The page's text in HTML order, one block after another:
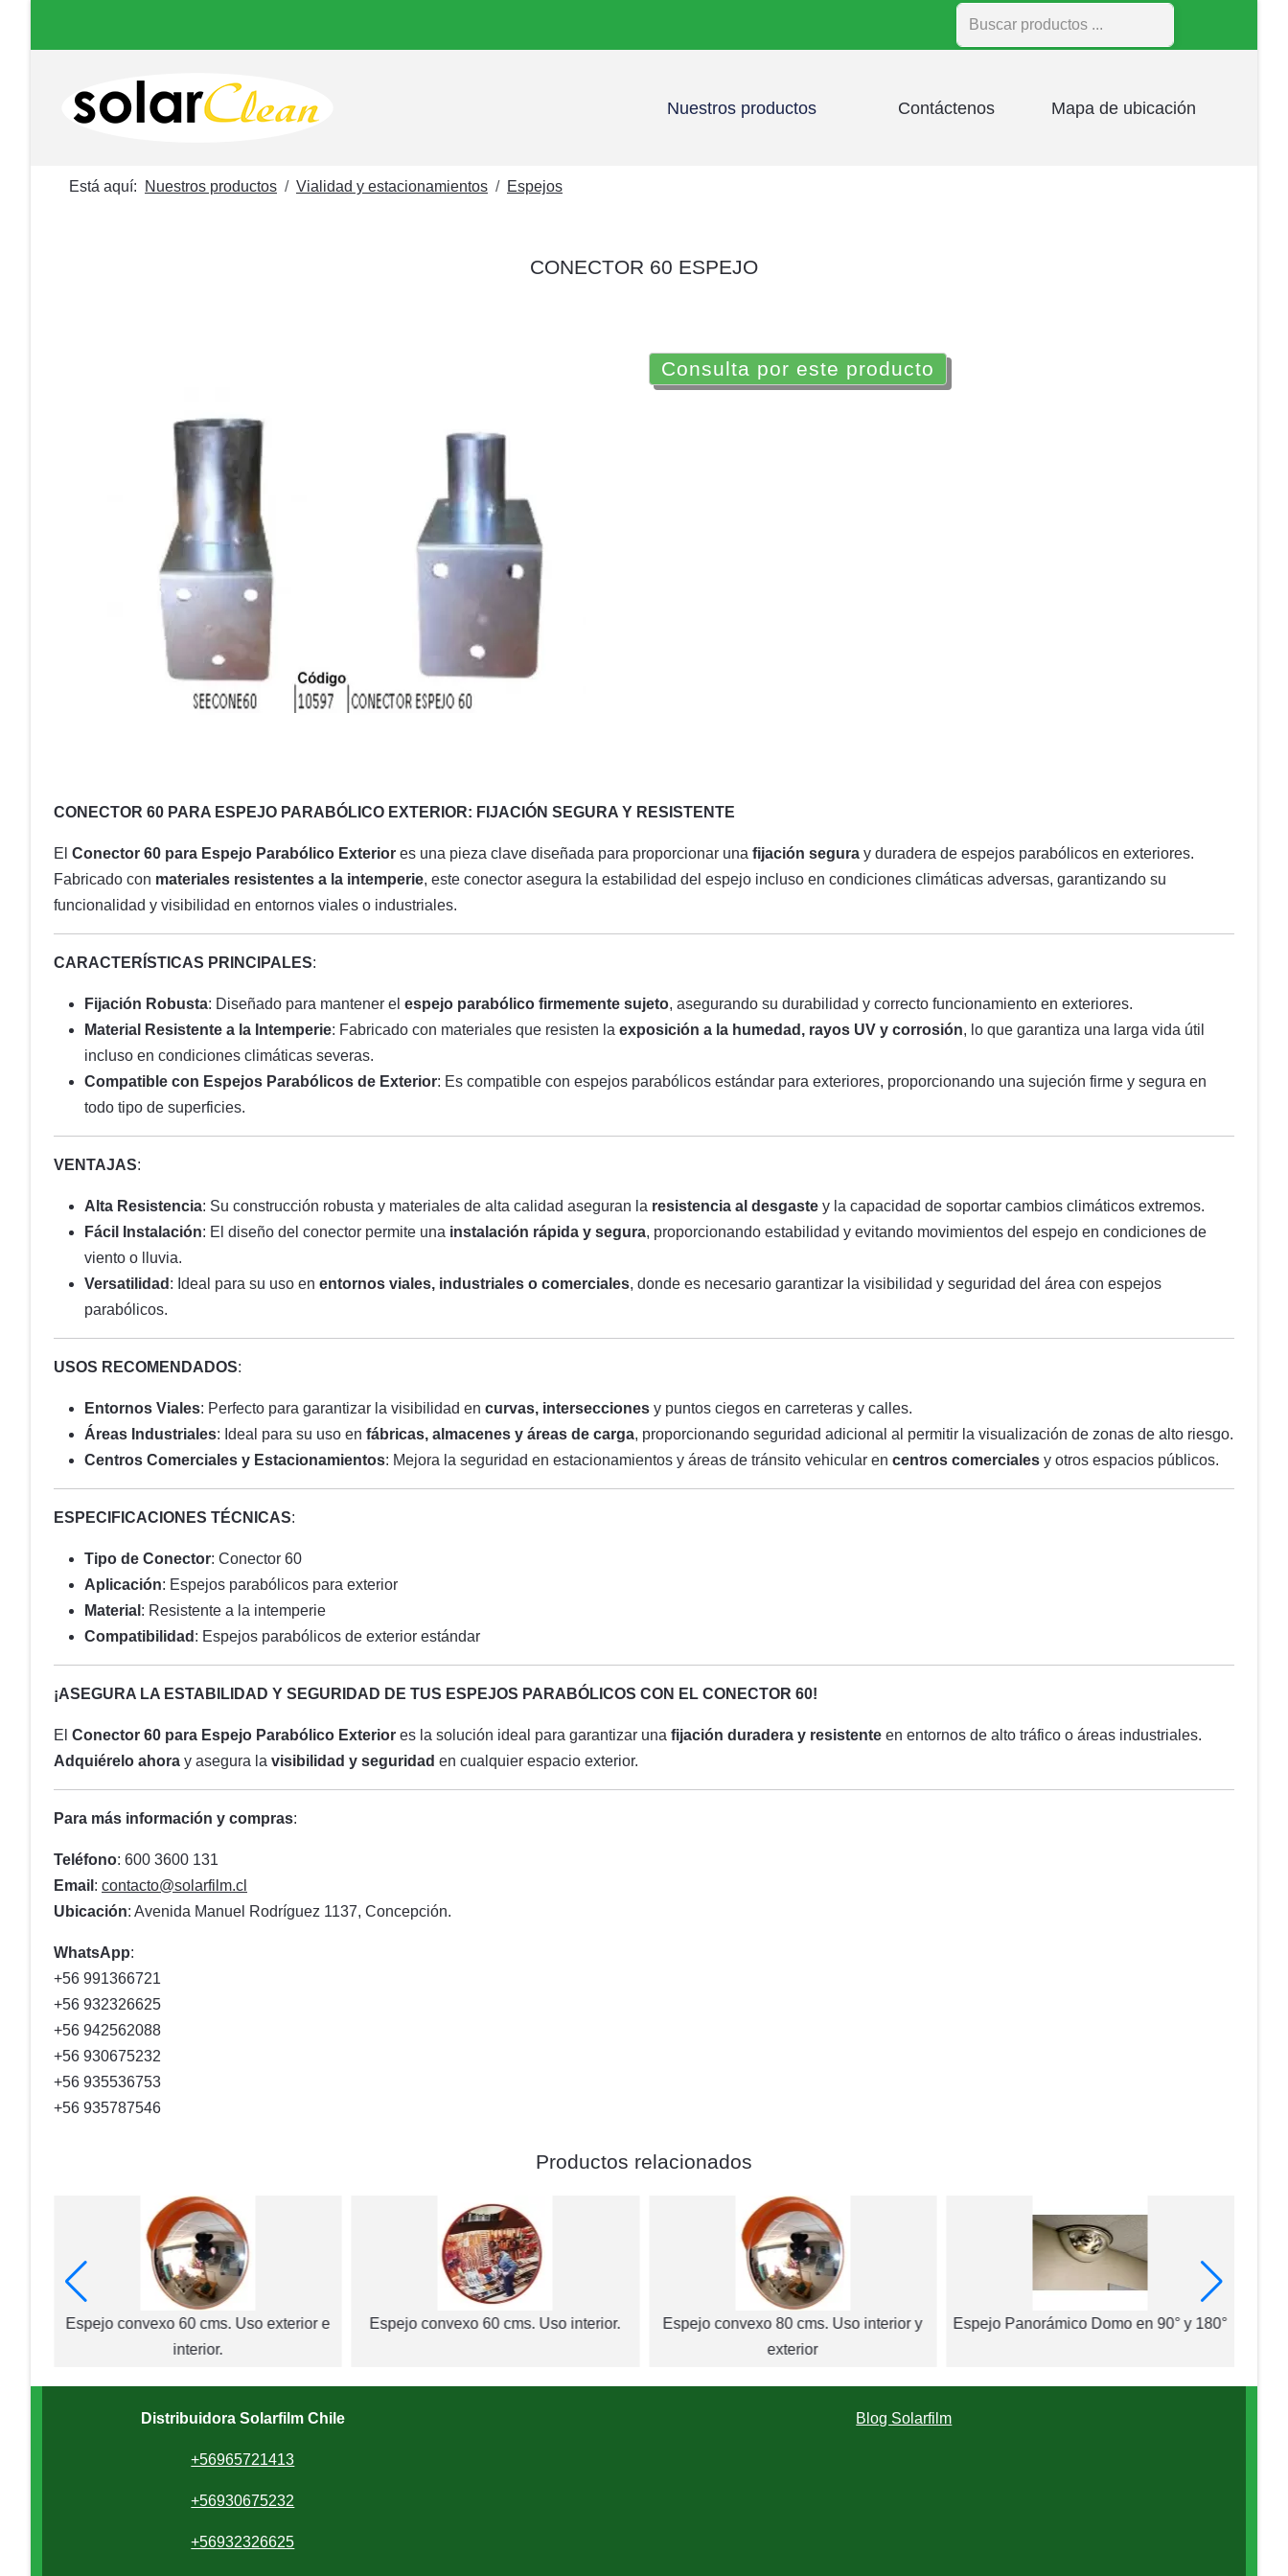
Buscar
Nuestros productos Contáctenos Mapa de ubicación
Está aquí: Nuestros productos Vialidad y estacionamientos Espejos
CONECTOR 60 ESPEJO
Consulta por este producto
CONECTOR 60 PARA ESPEJO PARABÓLICO EXTERIOR: FIJACIÓN SEGURA Y RESISTENTE
El Conector 60 para Espejo Parabólico Exterior es una pieza clave diseñada para proporcionar una fijación segura y duradera de espejos parabólicos en exteriores.
Fabricado con materiales resistentes a la intemperie, este conector asegura la estabilidad del espejo incluso en condiciones climáticas adversas, garantizando su
funcionalidad y visibilidad en entornos viales o industriales.
CARACTERÍSTICAS PRINCIPALES:
Fijación Robusta: Diseñado para mantener el espejo parabólico firmemente sujeto, asegurando su durabilidad y correcto funcionamiento en exteriores.
Material Resistente a la Intemperie: Fabricado con materiales que resisten la exposición a la humedad, rayos UV y corrosión, lo que garantiza una larga vida útil
incluso en condiciones climáticas severas.
Compatible con Espejos Parabólicos de Exterior: Es compatible con espejos parabólicos estándar para exteriores, proporcionando una sujeción firme y segura en
todo tipo de superficies.
VENTAJAS:
Alta Resistencia: Su construcción robusta y materiales de alta calidad aseguran la resistencia al desgaste y la capacidad de soportar cambios climáticos extremos.
Fácil Instalación: El diseño del conector permite una instalación rápida y segura, proporcionando estabilidad y evitando movimientos del espejo en condiciones de
viento o lluvia.
Versatilidad : Ideal para su uso en entornos viales, industriales o comerciales, donde es necesario garantizar la visibilidad y seguridad del área con espejos
parabólicos.
USOS RECOMENDADOS:
Entornos Viales: Perfecto para garantizar la visibilidad en curvas, intersecciones y puntos ciegos en carreteras y calles.
Áreas Industriales: Ideal para su uso en fábricas, almacenes y áreas de carga, proporcionando seguridad adicional al permitir la visualización de zonas de alto riesgo.
Centros Comerciales y Estacionamientos: Mejora la seguridad en estacionamientos y áreas de tránsito vehicular en centros comerciales y otros espacios públicos.
ESPECIFICACIONES TÉCNICAS:
Tipo de Conector: Conector 60
Aplicación: Espejos parabólicos para exterior
Material : Resistente a la intemperie
Compatibilidad : Espejos parabólicos de exterior estándar
¡ASEGURA LA ESTABILIDAD Y SEGURIDAD DE TUS ESPEJOS PARABÓLICOS CON EL CONECTOR 60!
El Conector 60 para Espejo Parabólico Exterior es la solución ideal para garantizar una fijación duradera y resistente en entornos de alto tráfico o áreas industriales.
Adquiérelo ahora y asegura la visibilidad y seguridad en cualquier espacio exterior.
Para más información y compras:
Teléfono: 600 3600 131
Email : contacto@solarfilm.cl
Ubicación: Avenida Manuel Rodríguez 1137, Concepción.
WhatsApp:
+56 991366721
+56 932326625
+56 942562088
+56 930675232
+56 935536753
+56 935787546
Productos relacionados
Espejo convexo 60 cms. Uso exterior e
interior.
Espejo convexo 60 cms. Uso interior.
Espejo convexo 80 cms. Uso interior y
exterior
Espejo Panorámico Domo en 90° y 180°
Distribuidora Solarfilm Chile
+56965721413
+56930675232
+56932326625
Blog Solarfilm